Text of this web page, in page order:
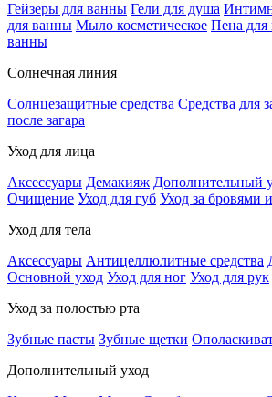
Гейзеры для ванны Гели для душа
для ванны Мыло косметическое Пена
ванны
Солнечная линия
Солнцезащитные средства Средства для
после загара
Уход для лица
Аксессуары Демакияж Дополнительный
Очищение Уход для губ Уход за бровями
Уход для тела
Аксессуары Антицеллюлитные средства
Основной уход Уход для ног Уход для рук
Уход за полостью рта
Зубные пасты Зубные щетки
Дополнительный уход